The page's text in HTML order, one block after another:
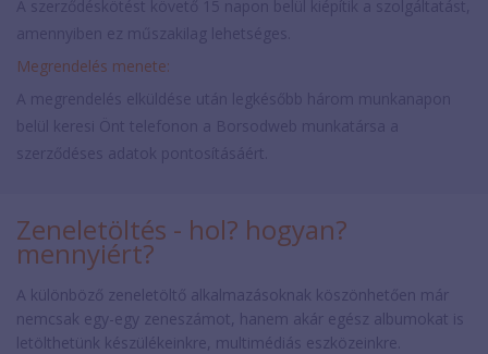
Megrendelés menete:
Zeneletöltés - hol? hogyan?
mennyiért?
A különböző zeneletöltő alkalmazásoknak köszönhetően már
nemcsak egy-egy zeneszámot, hanem akár egész albumokat is
letölthetünk készülékeinkre, multimédiás eszközeinkre.